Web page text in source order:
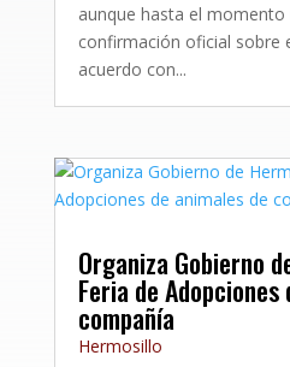
aunque hasta el momento
confirmación oficial sobre
acuerdo con...
Organiza Gobierno
Feria de Adopciones
compañía
Hermosillo